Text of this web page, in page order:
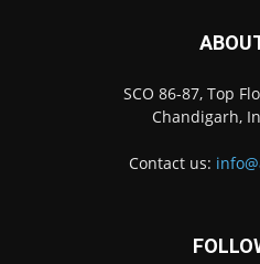
SCO 86-87, Top
Chandigarh,
Contact us: